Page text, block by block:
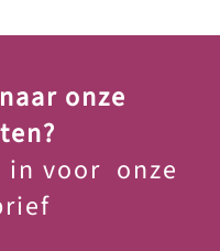
onze
in voor onze